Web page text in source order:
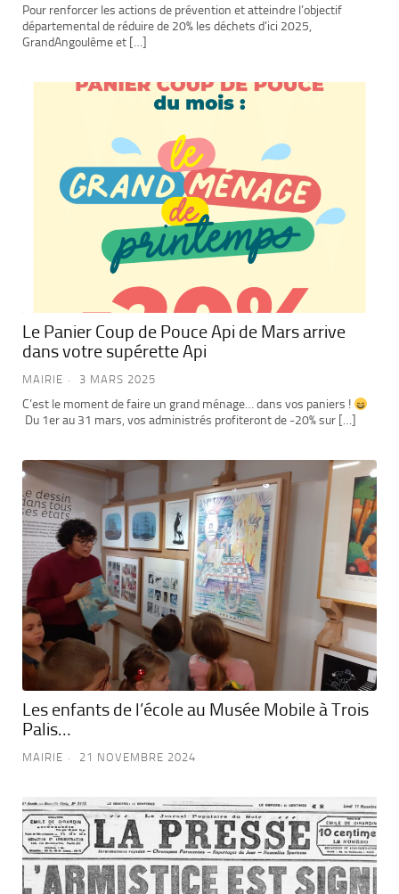
Pour renforcer les actions de prévention et atteindre l’objectif
départemental de réduire de 20% les déchets d’ici 2025,
GrandAngoulême et […]
Le Panier Coup de Pouce Api de Mars arrive
dans votre supérette Api
MAIRIE 3 MARS 2025
C’est le moment de faire un grand ménage… dans vos paniers !
Du 1er au 31 mars, vos administrés profiteront de -20% sur […]
Les enfants de l’école au Musée Mobile à Trois
Palis…
MAIRIE 21 NOVEMBRE 2024